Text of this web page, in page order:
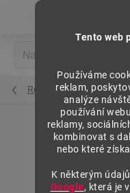
Tento web
Používáme
reklam,
analýze
používání
reklamy,
kombinovat s
nebo které
K některým
Google, která je
Regály výška 1972